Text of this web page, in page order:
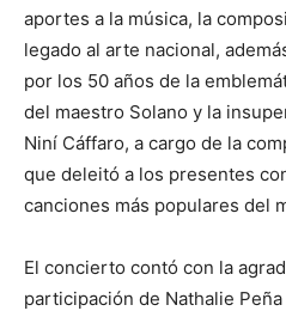
aportes a la música, la
legado al arte nacional,
por los 50 años de la
del maestro Solano y la
Niní Cáffaro, a cargo de la
que deleitó a los presentes
canciones más populares del
El concierto contó con la
participación de Nathalie